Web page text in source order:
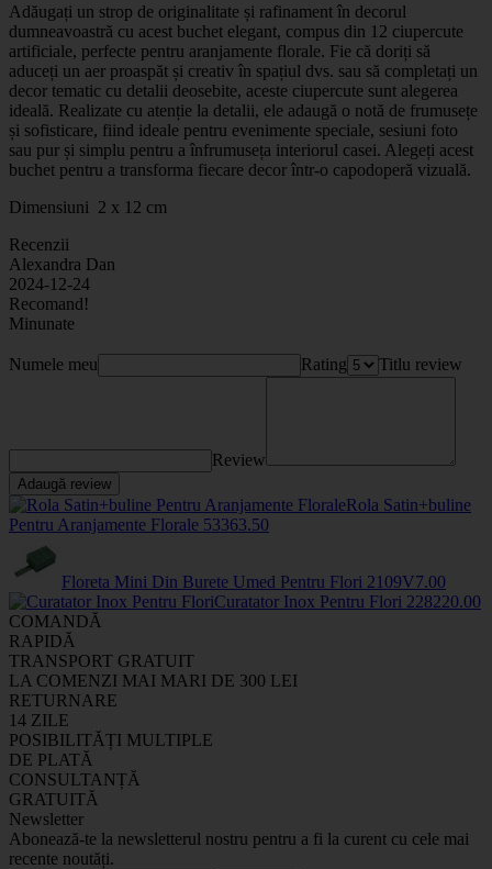
Adăugați un strop de originalitate și rafinament în decorul
dumneavoastră cu acest buchet elegant, compus din 12 ciupercute
artificiale, perfecte pentru aranjamente florale. Fie că doriți să
aduceți un aer proaspăt și creativ în spațiul dvs. sau să completați un
decor tematic cu detalii deosebite, aceste ciupercute sunt alegerea
ideală. Realizate cu atenție la detalii, ele adaugă o notă de frumusețe
și sofisticare, fiind ideale pentru evenimente speciale, sesiuni foto
sau pur și simplu pentru a înfrumuseța interiorul casei. Alegeți acest
buchet pentru a transforma fiecare decor într-o capodoperă vizuală.
Dimensiuni 2 x 12 cm
Recenzii
Alexandra Dan
2024-12-24
Recomand!
Minunate
Numele meu Rating Titlu review
Review
Adaugă review
Rola Satin+buline
Pentru Aranjamente Florale 53363.50
Floreta Mini Din Burete Umed Pentru Flori 2109V7.00
Curatator Inox Pentru Flori 228220.00
COMANDĂ
RAPIDĂ
TRANSPORT GRATUIT
LA COMENZI MAI MARI DE 300 LEI
RETURNARE
14 ZILE
POSIBILITĂȚI MULTIPLE
DE PLATĂ
CONSULTANȚĂ
GRATUITĂ
Newsletter
Abonează-te la newsletterul nostru pentru a fi la curent cu cele mai
recente noutăți.